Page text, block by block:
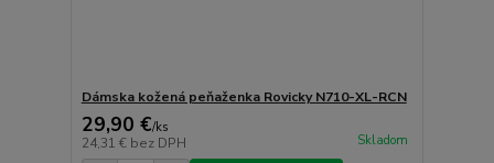
Dámska kožená peňaženka Rovicky N710-XL-RCN
29,90 €/ks
24,31 € bez DPH Skladom